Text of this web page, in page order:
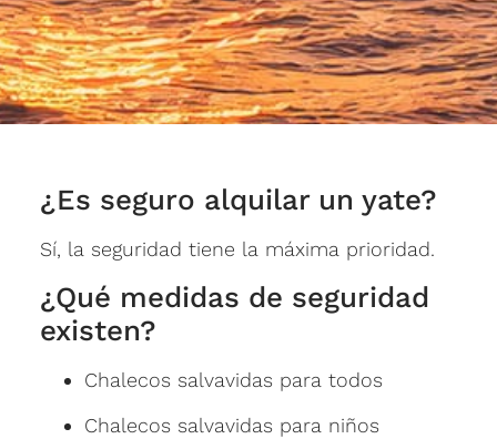
¿Es seguro alquilar un yate?
Sí, la seguridad tiene la máxima prioridad.
¿Qué medidas de seguridad
existen?
Chalecos salvavidas para todos
Chalecos salvavidas para niños